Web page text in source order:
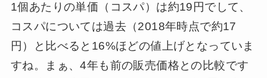
1個あたりの単価（コスパ）は約19円でして、
コスパについては過去（2018年時点で約17
円）と比べると16%ほどの値上げとなっていま
すね。まぁ、4年も前の販売価格との比較です